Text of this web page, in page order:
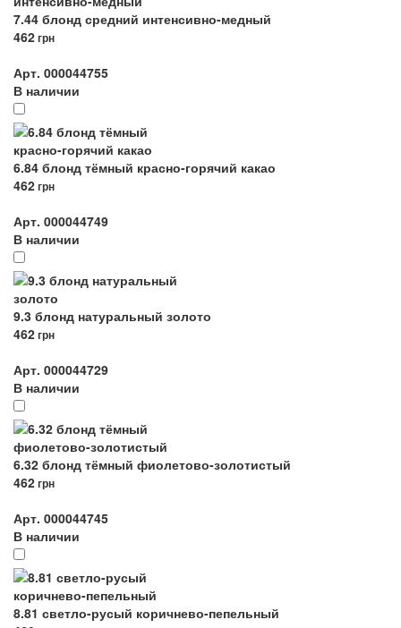
7.44 блонд средний интенсивно-медный
462грн
Арт. 000044755
В наличии
6.84 блонд тёмный красно-горячий какао
462грн
Арт. 000044749
В наличии
9.3 блонд натуральный золото
462грн
Арт. 000044729
В наличии
6.32 блонд тёмный фиолетово-золотистый
462грн
Арт. 000044745
В наличии
8.81 светло-русый коричнево-пепельный